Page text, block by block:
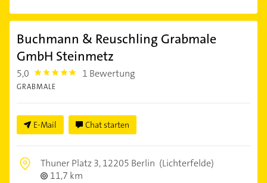
Buchmann & Reuschling Grabmale
GmbH Steinmetz
5,0 5.0 1 Bewertung
GRABMALE
E-Mail Chat starten
Thuner Platz 3,12205 Berlin (Lichterfelde)
11,7 km